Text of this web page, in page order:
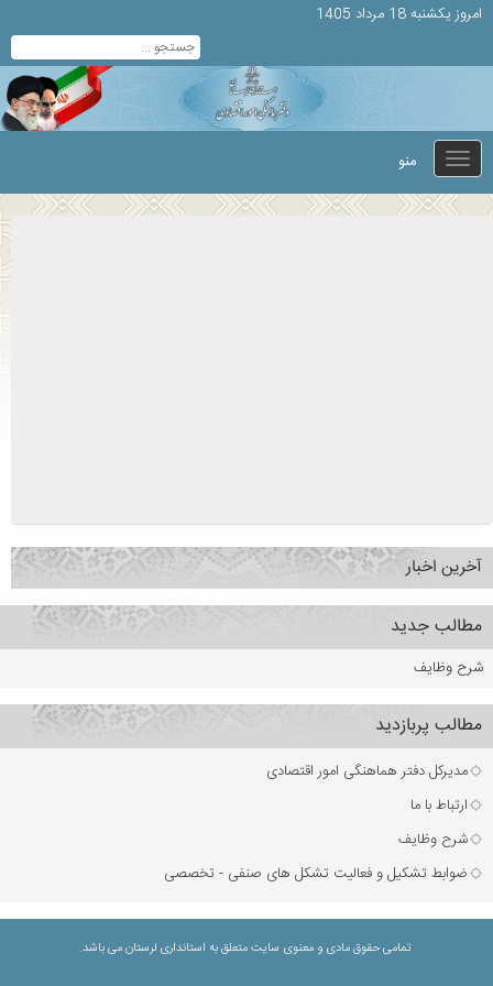
امروز يكشنبه 18 مرداد 1405
Toggle
navigation
منو
آخرین اخبار
مطالب جدید
شرح وظایف
مطالب پربازدید
مدیرکل دفتر هماهنگی امور اقتصادی
ارتباط با ما
شرح وظایف
ضوابط تشکیل و فعالیت تشکل های صنفی - تخصصی
تمامی حقوق مادی و معنوی سایت متعلق به استانداری لرستان می باشد.